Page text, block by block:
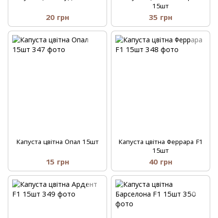
20 грн
15шт
35 грн
Капуста цвітна Опал 15шт
15 грн
Капуста цвітна Феррара F1
15шт
40 грн